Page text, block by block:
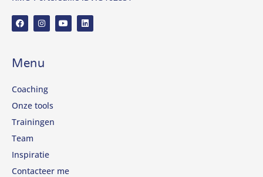
Menu
Coaching
Onze tools
Trainingen
Team
Inspiratie
Contacteer me